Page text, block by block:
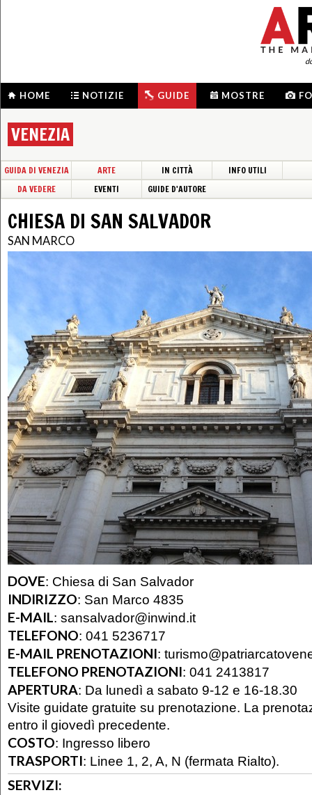
HOME NOTIZIE GUIDE MOSTRE
VENEZIA
GUIDA DI VENEZIA ARTE IN CITTÀ
INFO UTILI
DA VEDERE
EVENTI GUIDE D'AUTORE
CHIESA DI SAN SALVADOR
SAN MARCO
DOVE: Chiesa di San Salvador
INDIRIZZO: San Marco 4835
E-MAIL: sansalvador@inwind.it
TELEFONO: 041 5236717
E-MAIL PRENOTAZIONI:
TELEFONO PRENOTAZIONI: 041 2413817
APERTURA: Da lunedì a sabato 9-12 e 16-18.30
Visite guidate gratuite su prenotazione. La
entro il giovedì precedente.
COSTO: Ingresso libero
TRASPORTI: Linee 1, 2, A, N (fermata Rialto).
SERVIZI: